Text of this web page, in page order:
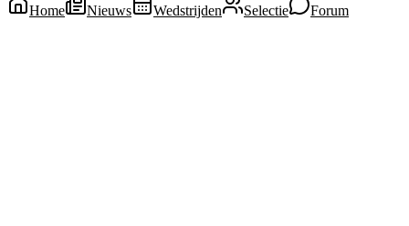
Home Nieuws Wedstrijden Selectie Forum